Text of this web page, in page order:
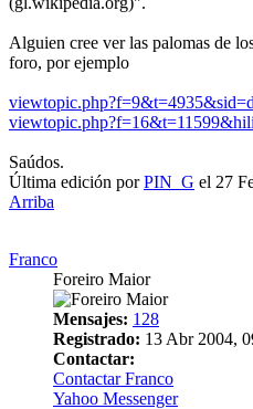
Alguien cree ver las palomas de
foro, por ejemplo
Saúdos.
Última edición porPIN_G el 27
Arriba
Franco
Foreiro Maior
Mensajes: 128
Registrado: 13 Abr 2004,
Contactar:
Contactar Franco
Yahoo Messenger